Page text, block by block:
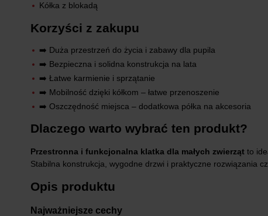
Kółka z blokadą
Korzyści z zakupu
➡️ Duża przestrzeń do życia i zabawy dla pupila
➡️ Bezpieczna i solidna konstrukcja na lata
➡️ Łatwe karmienie i sprzątanie
➡️ Mobilność dzięki kółkom – łatwe przenoszenie
➡️ Oszczędność miejsca – dodatkowa półka na akcesoria
Dlaczego warto wybrać ten produkt?
Przestronna i funkcjonalna klatka dla małych zwierząt to
Stabilna konstrukcja, wygodne drzwi i praktyczne rozwiązania
Opis produktu
Najważniejsze cechy